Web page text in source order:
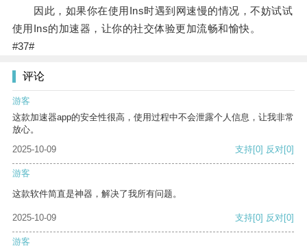
因此，如果你在使用Ins时遇到网速慢的情况，不妨试试
使用Ins的加速器，让你的社交体验更加流畅和愉快。
#37#
评论
游客
这款加速器app的安全性很高，使用过程中不会泄露个人信息，让我非常
放心。
2025-10-09
支持[0] 反对[0]
游客
这款软件简直是神器，解决了我所有问题。
2025-10-09 支持[0] 反对[0]
游客